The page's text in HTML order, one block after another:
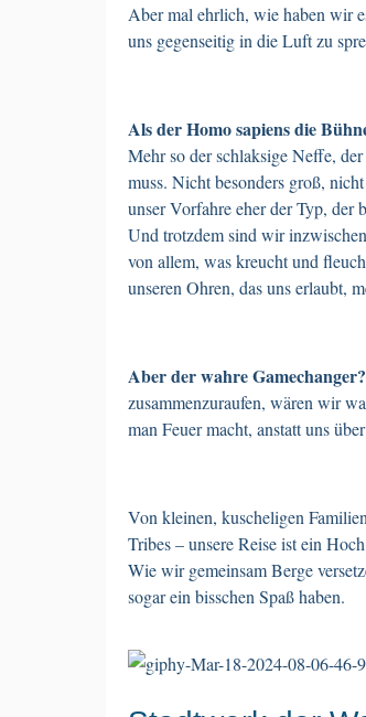
Aber mal ehrlich, wie haben wir
uns gegenseitig in die Luft zu
Als der Homo sapiens die
Mehr so der schlaksige Neffe,
muss. Nicht besonders groß,
unser Vorfahre eher der Typ, der
Und trotzdem sind wir
von allem, was kreucht und
unseren Ohren, das uns erlaubt,
Aber der wahre
zusammenzuraufen, wären wir
man Feuer macht, anstatt uns
Von kleinen, kuscheligen
Tribes – unsere Reise ist ein
Wie wir gemeinsam Berge
sogar ein bisschen Spaß haben.